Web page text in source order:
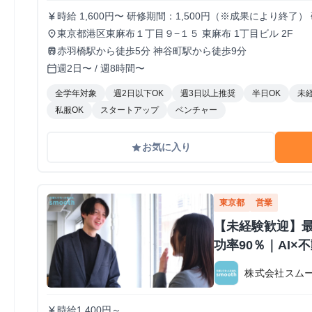
currency_yen時給 1,600円〜 研修期間：1,500円（※成果により終了） 研修終了後
インセンティブあり／ 1件〜10件：10,000円 11件〜
ットされます 給与モデル ■月48時間稼働、アポ10件の場合：176,800円 内訳：48時間×時給1,600円
＋10件×インセンティブ10,000円 ■月80時間稼働、アポ20件の場合：428,000円 内訳：80時間×時給
1,600円＋10件（1件～10件）×インセンティブ10,000円
place東京都港区東麻布１丁目９−１５ 東麻布 1丁目ビル 2F
train赤羽橋駅から徒歩5分 神谷町駅から徒歩9分
calendar_today週2日〜 / 週8時間〜
全学年対象 週2日以下OK 週3日以上推奨 半日OK
未
私服OK
スタートアップ ベンチャー
gradeお気に入り
東京都 営業
【未経験歓迎】
功率90％｜AI×
株式会社スム
currency_yen